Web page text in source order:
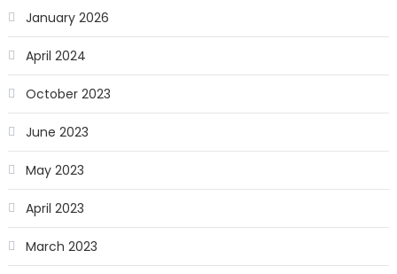
January 2026
April 2024
October 2023
June 2023
May 2023
April 2023
March 2023